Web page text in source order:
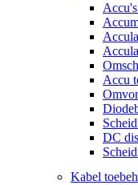
Accu
DC
Kabel